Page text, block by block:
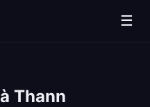
☰
Thann